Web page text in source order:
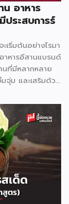
อาหาร
ประสบการร์
เริ่มต้นอย่างไรมา
าหารอีสานแบรนด์
นที่มีหลากหลาย
จุ่ม และเสริมด้วย
แล้วเกือบ 10
ครทำ ใครตำ ก็
รุง เช่น น้ำตำ
ารได้ง่าย ลดขั้น
ไม่จำเป็นต้องใช้
ย่างดีสำหรับการ
ว สำหรับรูปแบบ
รูปแบบ แฟรน
บ […]